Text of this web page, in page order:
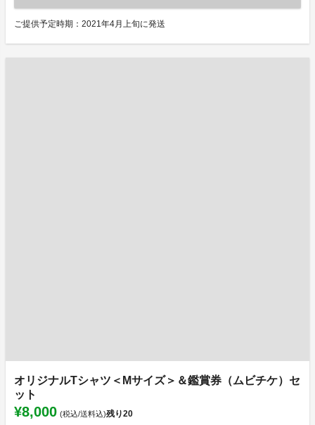
ご提供予定時期：2021年4月上旬に発送
オリジナルTシャツ＜Mサイズ＞＆鑑賞券（ムビチケ）セ
ット
¥8,000 (税込/送料込)残り20